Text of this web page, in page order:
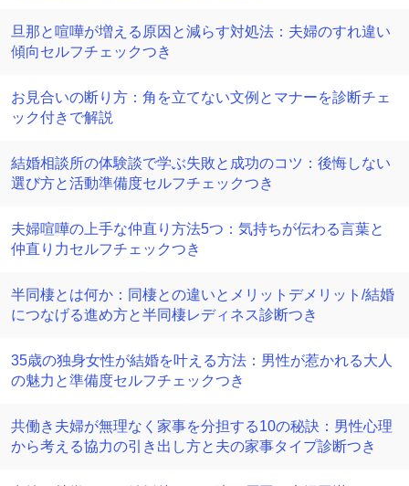
旦那と喧嘩が増える原因と減らす対処法：夫婦のすれ違い
傾向セルフチェックつき
お見合いの断り方：角を立てない文例とマナーを診断チェ
ック付きで解説
結婚相談所の体験談で学ぶ失敗と成功のコツ：後悔しない
選び方と活動準備度セルフチェックつき
夫婦喧嘩の上手な仲直り方法5つ：気持ちが伝わる言葉と
仲直り力セルフチェックつき
半同棲とは何か：同棲との違いとメリットデメリット/結婚
につなげる進め方と半同棲レディネス診断つき
35歳の独身女性が結婚を叶える方法：男性が惹かれる大人
の魅力と準備度セルフチェックつき
共働き夫婦が無理なく家事を分担する10の秘訣：男性心理
から考える協力の引き出し方と夫の家事タイプ診断つき